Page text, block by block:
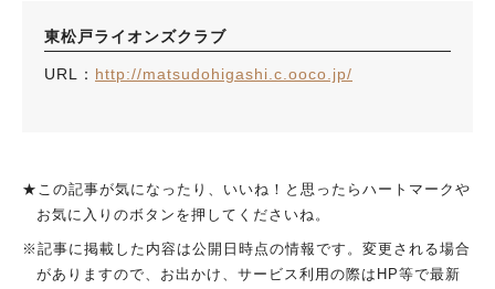
東松戸ライオンズクラブ
URL： http://matsudohigashi.c.ooco.jp/
★この記事が気になったり、いいね！と思ったらハートマークや
お気に入りのボタンを押してくださいね。
※記事に掲載した内容は公開日時点の情報です。変更される場合
がありますので、お出かけ、サービス利用の際はHP等で最新